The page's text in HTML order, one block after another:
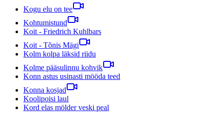
Kogu elu on tee
Kohtumistund
Koit - Friedrich Kuhlbars
Koit - Tõnis Mägi
Kolm kolpa läksid riidu
Kolme pääsulinnu kohvik
Konn astus usinasti mööda teed
Konna kosjad
Koolipoisi laul
Kord elas mölder veski peal